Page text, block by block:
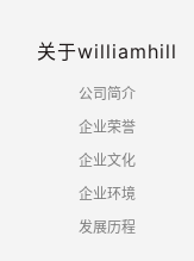
关于williamhill
公司简介
企业荣誉
企业文化
企业环境
发展历程